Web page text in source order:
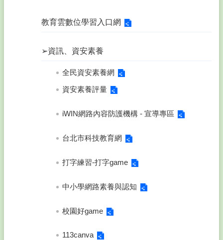
教育雲數位學習入口網
➢資訊、資安素養
全民資安素養網
資安素養評量
iWIN網路內容防護機構 - 宣導專區
台北市科技教育網
打字練習-打字game
中小學網路素養與認知
校園好game
113canva